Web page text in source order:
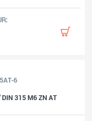
6
DIN 315 M6 ZN AT